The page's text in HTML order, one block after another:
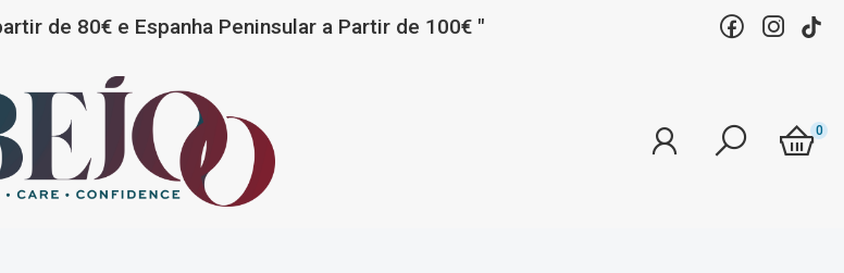
de 80€ e Espanha Peninsular a Partir de 100€ "
0